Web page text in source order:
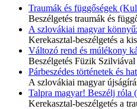
Traumák és függőségek
Beszélgetés traumák és
A szlovákiai magyar
Kerekasztal-beszélgetés a
Változó rend és múlékony
Beszélgetés Füzik
Párbeszédes történetek és
A szlovákiai magyar
Talpra magyar! Beszélj
Kerekasztal-beszélgetés a